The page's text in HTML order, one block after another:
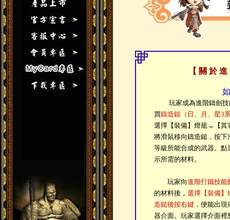
【 關 於
玩家成為進階鑄劍技
買鑄造鎚（日、月、星3
選擇【裝備】燈籠→【其
將滑鼠移向鑄造鎚，按
等級所能合成的武器。
示所需的材料。
玩家向進階打鐵技能
的材料後， 選擇【裝備
造鎚後按右鍵 ，便能出
器介面。玩家選擇介面